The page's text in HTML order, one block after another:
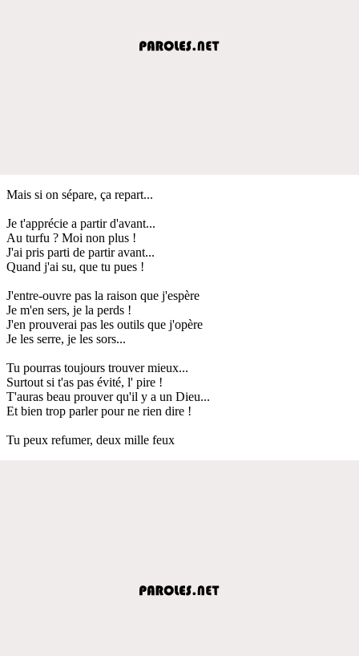
Mais si on sépare, ça repart...
Je t'apprécie a partir d'avant...
Au turfu ? Moi non plus !
J'ai pris parti de partir avant...
Quand j'ai su, que tu pues !
J'entre-ouvre pas la raison que j'espère
Je m'en sers, je la perds !
J'en prouverai pas les outils que j'opère
Je les serre, je les sors...
Tu pourras toujours trouver mieux...
Surtout si t'as pas évité, l' pire !
T'auras beau prouver qu'il y a un Dieu...
Et bien trop parler pour ne rien dire !
Tu peux refumer, deux mille feux